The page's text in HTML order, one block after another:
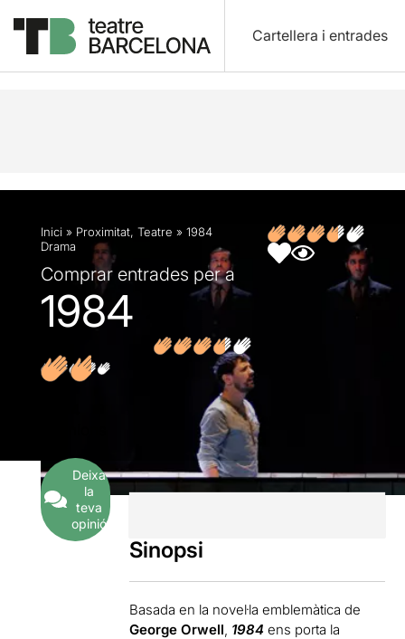
Cartellera i entrades
Descripció Fitxa artística Fotos i vídeos
Inici » Proximitat, Teatre » 1984
Drama
Comprar entrades per a
1984
Deixa
la
teva
opinió
Sinopsi
Basada en la novel·la emblemàtica de
George Orwell 1984 ens porta la